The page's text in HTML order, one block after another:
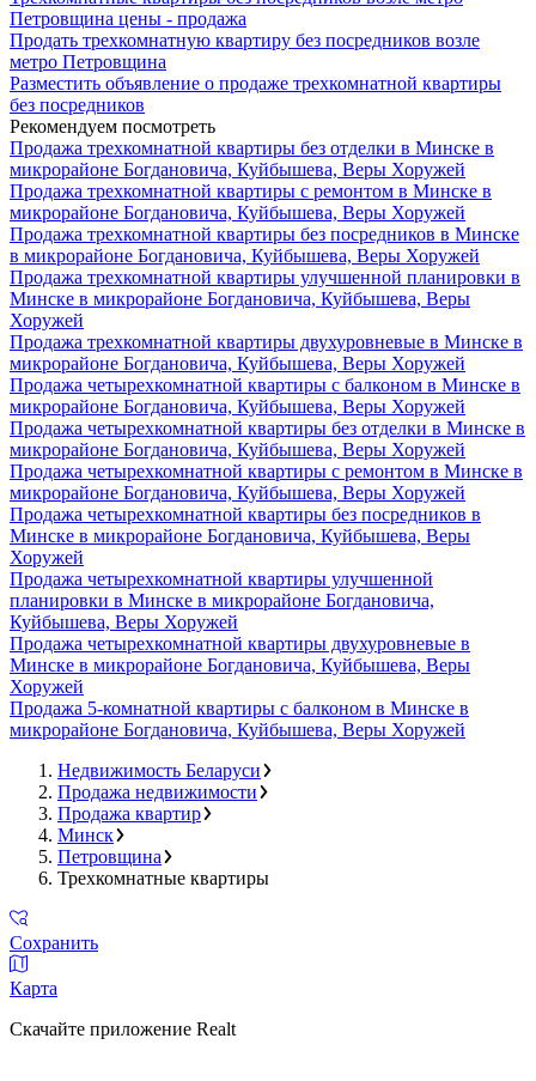
Петровщина цены - продажа
Продать трехкомнатную квартиру без посредников возле
метро Петровщина
Разместить объявление о продаже трехкомнатной квартиры
без посредников
Рекомендуем посмотреть
Продажа трехкомнатной квартиры без отделки в Минске в
микрорайоне Богдановича, Куйбышева, Веры Хоружей
Продажа трехкомнатной квартиры с ремонтом в Минске в
микрорайоне Богдановича, Куйбышева, Веры Хоружей
Продажа трехкомнатной квартиры без посредников в Минске
в микрорайоне Богдановича, Куйбышева, Веры Хоружей
Продажа трехкомнатной квартиры улучшенной планировки в
Минске в микрорайоне Богдановича, Куйбышева, Веры
Хоружей
Продажа трехкомнатной квартиры двухуровневые в Минске в
микрорайоне Богдановича, Куйбышева, Веры Хоружей
Продажа четырехкомнатной квартиры с балконом в Минске в
микрорайоне Богдановича, Куйбышева, Веры Хоружей
Продажа четырехкомнатной квартиры без отделки в Минске в
микрорайоне Богдановича, Куйбышева, Веры Хоружей
Продажа четырехкомнатной квартиры с ремонтом в Минске в
микрорайоне Богдановича, Куйбышева, Веры Хоружей
Продажа четырехкомнатной квартиры без посредников в
Минске в микрорайоне Богдановича, Куйбышева, Веры
Хоружей
Продажа четырехкомнатной квартиры улучшенной
планировки в Минске в микрорайоне Богдановича,
Куйбышева, Веры Хоружей
Продажа четырехкомнатной квартиры двухуровневые в
Минске в микрорайоне Богдановича, Куйбышева, Веры
Хоружей
Продажа 5-комнатной квартиры с балконом в Минске в
микрорайоне Богдановича, Куйбышева, Веры Хоружей
Недвижимость Беларуси
Продажа недвижимости
Продажа квартир
Минск
Петровщина
Трехкомнатные квартиры
Сохранить
Карта
Скачайте приложение Realt